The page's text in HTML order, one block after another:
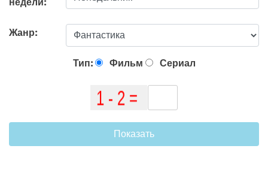
Жанр:
Тип: Фильм Сериал
Показать